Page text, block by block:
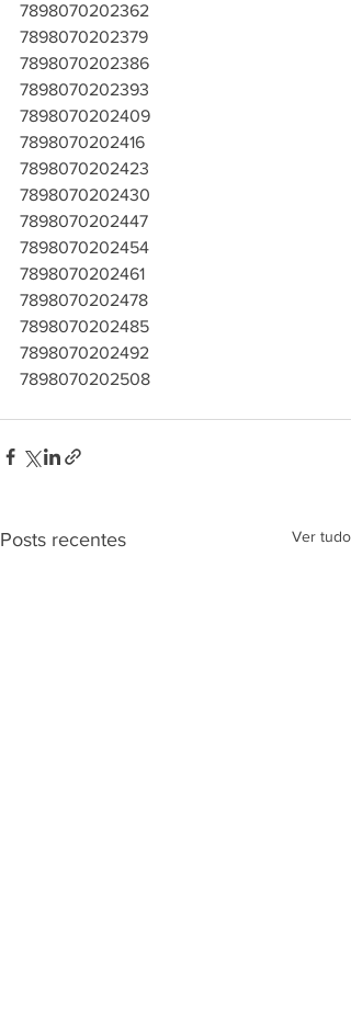
7898070202362
7898070202379
7898070202386
7898070202393
7898070202409
7898070202416
7898070202423
7898070202430
7898070202447
7898070202454
7898070202461
7898070202478
7898070202485
7898070202492
7898070202508
Posts recentes Ver tudo